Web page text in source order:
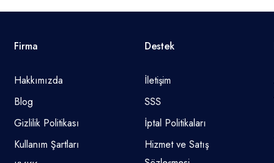
Firma
Hakkımızda
Blog
Gizlilik Politikası
Kullanım Şartları
Destek
İletişim
SSS
İptal Politikaları
Hizmet ve Satış